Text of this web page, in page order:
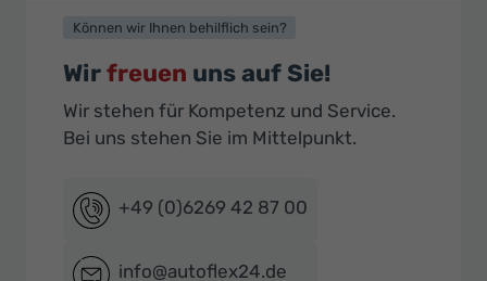
Können wir Ihnen behilflich sein?
Wirfreuen uns auf Sie!
Wir stehen für Kompetenz und Service.
Bei uns stehen Sie im Mittelpunkt.
+49 (0)6269 42 87 00
info@autoflex24.de